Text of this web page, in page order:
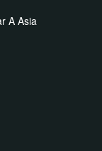
A Asia